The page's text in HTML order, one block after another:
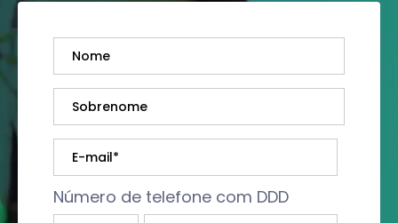
Número de telefone com DDD